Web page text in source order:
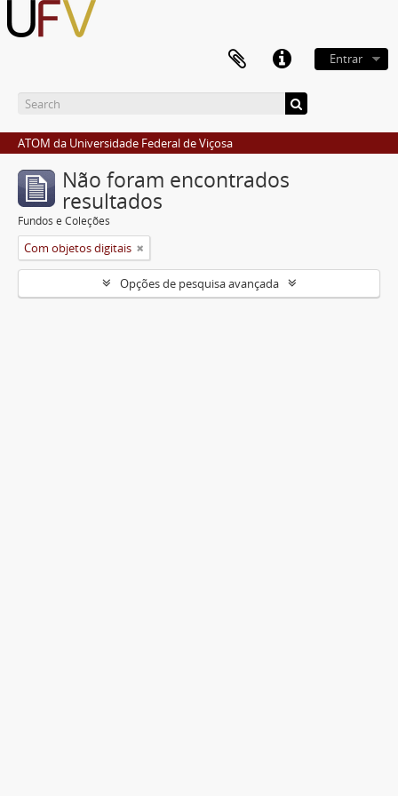
Entrar
ATOM da Universidade Federal de Viçosa
Não foram encontrados
resultados
Fundos e Coleções
Com objetos digitais
Opções de pesquisa avançada